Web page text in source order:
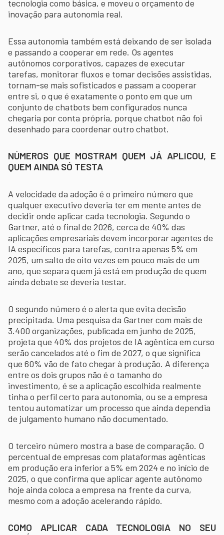
tecnologia como básica, e moveu o orçamento de
inovação para autonomia real.
Essa autonomia também está deixando de ser isolada
e passando a cooperar em rede. Os agentes
autônomos corporativos, capazes de executar
tarefas, monitorar fluxos e tomar decisões assistidas,
tornam-se mais sofisticados e passam a cooperar
entre si, o que é exatamente o ponto em que um
conjunto de chatbots bem configurados nunca
chegaria por conta própria, porque chatbot não foi
desenhado para coordenar outro chatbot.
NÚMEROS QUE MOSTRAM QUEM JÁ APLICOU, E
QUEM AINDA SÓ TESTA
A velocidade da adoção é o primeiro número que
qualquer executivo deveria ter em mente antes de
decidir onde aplicar cada tecnologia. Segundo o
Gartner, até o final de 2026, cerca de 40% das
aplicações empresariais devem incorporar agentes de
IA específicos para tarefas, contra apenas 5% em
2025, um salto de oito vezes em pouco mais de um
ano, que separa quem já está em produção de quem
ainda debate se deveria testar.
O segundo número é o alerta que evita decisão
precipitada. Uma pesquisa da Gartner com mais de
3.400 organizações, publicada em junho de 2025,
projeta que 40% dos projetos de IA agêntica em curso
serão cancelados até o fim de 2027, o que significa
que 60% vão de fato chegar à produção. A diferença
entre os dois grupos não é o tamanho do
investimento, é se a aplicação escolhida realmente
tinha o perfil certo para autonomia, ou se a empresa
tentou automatizar um processo que ainda dependia
de julgamento humano não documentado.
O terceiro número mostra a base de comparação. O
percentual de empresas com plataformas agênticas
em produção era inferior a 5% em 2024 e no início de
2025, o que confirma que aplicar agente autônomo
hoje ainda coloca a empresa na frente da curva,
mesmo com a adoção acelerando rápido.
COMO APLICAR CADA TECNOLOGIA NO SEU